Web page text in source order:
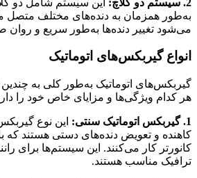
2. سیستم دو کلاچ:
این سیستم شامل دو
به‌طور همزمان به دنده‌های مختلف
می‌شود تغییر دنده‌ها به‌طور سریع و روان
انواع گیربکس‌های اتوماتیک
گیربکس‌های اتوماتیک به‌طور کلی به
هر کدام ویژگی‌ها و مزایای خاص خود را
1. گیربکس اتوماتیک سنتی:
این نوع
کاهنده و تعویض دنده‌های دستی هستند که
کانورتر کار می‌کنند. این سیستم‌ها برای
ترافیک مناسب هستند.